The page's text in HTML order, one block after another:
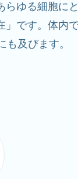
らゆる細胞に
」です。体内
も及びます。